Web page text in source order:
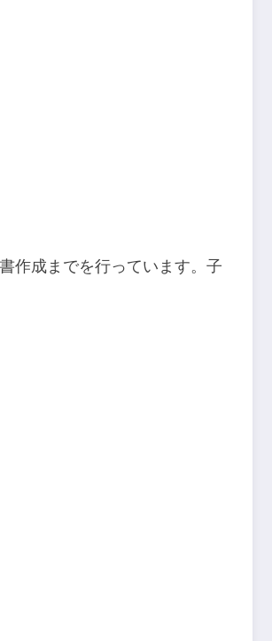
作成までを行っています。子